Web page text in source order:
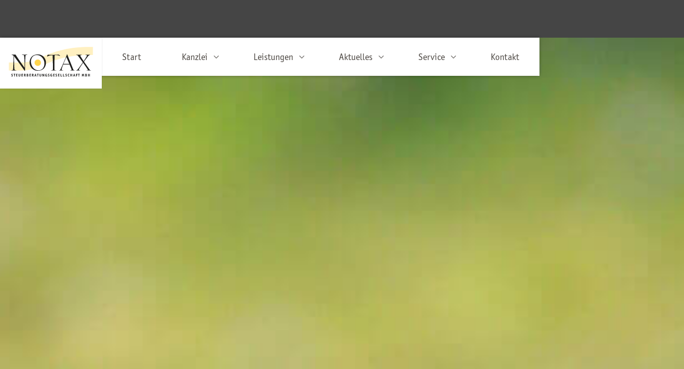
Start Kanzlei Leistungen Aktuelles Service Kontakt